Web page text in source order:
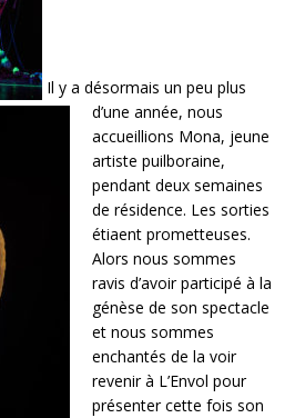
Il y a désormais un peu plus
d’une année, nous
accueillions Mona, jeune
artiste puilboraine,
pendant deux semaines
de résidence. Les sorties
étiaent prometteuses.
Alors nous sommes
ravis d’avoir participé à la
génèse de son spectacle
et nous sommes
enchantés de la voir
revenir à L’Envol pour
présenter cette fois son